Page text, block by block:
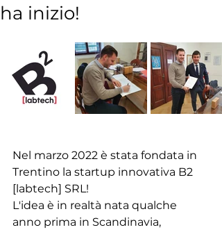
ha inizio!
Nel marzo 2022 è stata fondata in
Trentino la startup innovativa B2
[labtech] SRL!
L'idea è in realtà nata qualche
anno prima in Scandinavia,